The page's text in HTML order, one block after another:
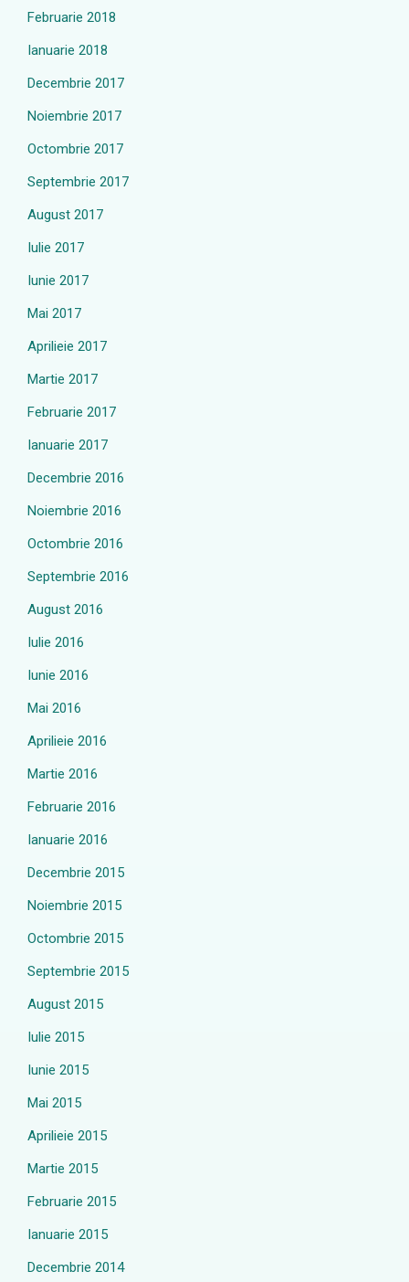
Februarie 2018
Ianuarie 2018
Decembrie 2017
Noiembrie 2017
Octombrie 2017
Septembrie 2017
August 2017
Iulie 2017
Iunie 2017
Mai 2017
Aprilieie 2017
Martie 2017
Februarie 2017
Ianuarie 2017
Decembrie 2016
Noiembrie 2016
Octombrie 2016
Septembrie 2016
August 2016
Iulie 2016
Iunie 2016
Mai 2016
Aprilieie 2016
Martie 2016
Februarie 2016
Ianuarie 2016
Decembrie 2015
Noiembrie 2015
Octombrie 2015
Septembrie 2015
August 2015
Iulie 2015
Iunie 2015
Mai 2015
Aprilieie 2015
Martie 2015
Februarie 2015
Ianuarie 2015
Decembrie 2014